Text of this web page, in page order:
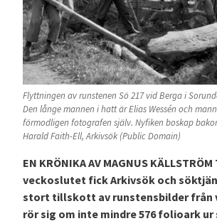
Flyttningen av runstenen Sö 217 vid Berga i
Den långe mannen i hatt är Elias Wessén och
förmodligen fotografen själv. Nyfiken boskap
Harald Faith-Ell, Arkivsök (Public Domain)
EN KRÖNIKA AV MAGNUS
veckoslutet fick Arkivsök och
stort tillskott av runstensbilder från
rör sig om inte mindre 576 folioark ur